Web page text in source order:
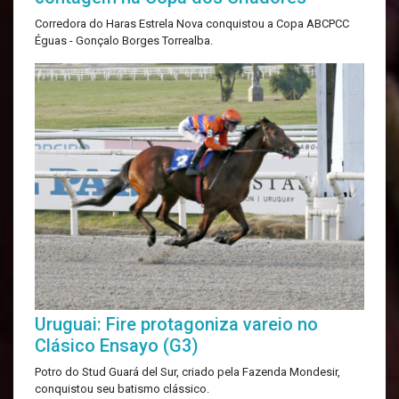
Corredora do Haras Estrela Nova conquistou a Copa ABCPCC
Éguas - Gonçalo Borges Torrealba.
Uruguai: Fire protagoniza vareio no
Clásico Ensayo (G3)
Potro do Stud Guará del Sur, criado pela Fazenda Mondesir,
conquistou seu batismo clássico.